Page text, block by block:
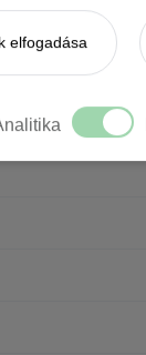
elfogadása